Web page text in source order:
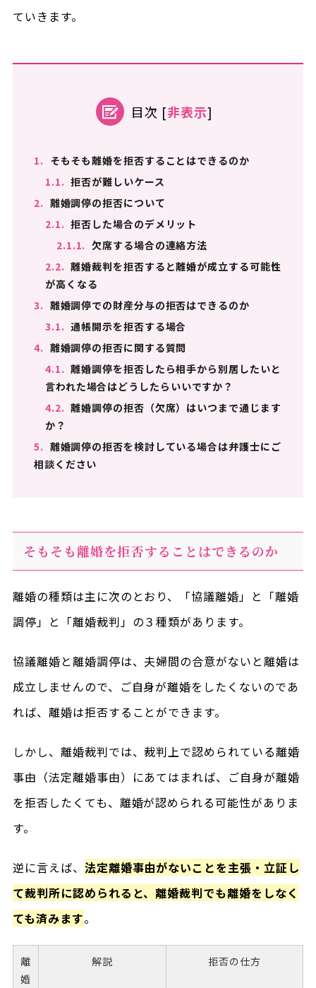
ていきます。
目次 [非表示]
1. そもそも離婚を拒否することはできるのか
1.1. 拒否が難しいケース
2. 離婚調停の拒否について
2.1. 拒否した場合のデメリット
2.1.1. 欠席する場合の連絡方法
2.2. 離婚裁判を拒否すると離婚が成立する可能性
が高くなる
3. 離婚調停での財産分与の拒否はできるのか
3.1. 通帳開示を拒否する場合
4. 離婚調停の拒否に関する質問
4.1. 離婚調停を拒否したら相手から別居したいと
言われた場合はどうしたらいいですか？
4.2. 離婚調停の拒否（欠席）はいつまで通じます
か？
5. 離婚調停の拒否を検討している場合は弁護士にご
相談ください
そもそも離婚を拒否することはできるのか
離婚の種類は主に次のとおり、「協議離婚」と「離婚
調停」と「離婚裁判」の３種類があります。
協議離婚と離婚調停は、夫婦間の合意がないと離婚は
成立しませんので、ご自身が離婚をしたくないのであ
れば、離婚は拒否することができます。
しかし、離婚裁判では、裁判上で認められている離婚
事由（法定離婚事由）にあてはまれば、ご自身が離婚
を拒否したくても、離婚が認められる可能性がありま
す。
逆に言えば、 法定離婚事由がないことを主張・立証し
て裁判所に認められると、離婚裁判でも離婚をしなく
ても済みます。
離
婚
解説 拒否の仕方